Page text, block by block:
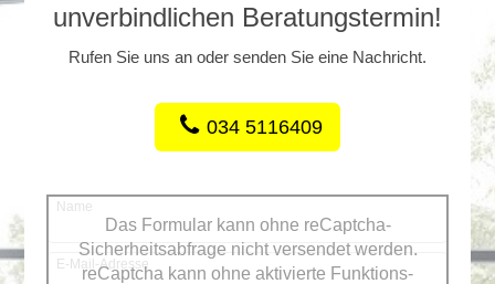
unverbindlichen Beratungstermin!
Rufen Sie uns an oder senden Sie eine Nachricht.
034 5116409
Name
E-Mail-Adresse
Das Formular kann ohne reCaptcha-
Sicherheitsabfrage nicht versendet werden.
reCaptcha kann ohne aktivierte Funktions-